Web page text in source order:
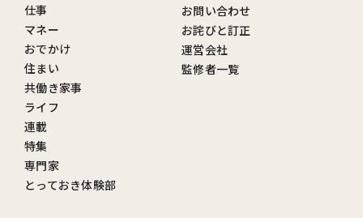
仕事
マネー
おでかけ
住まい
共働き家事
ライフ
連載
特集
専門家
とっておき体験部
お問い合わせ
お詫びと訂正
運営会社
監修者一覧